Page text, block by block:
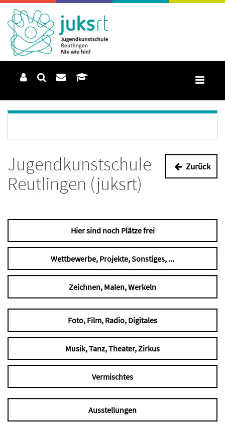
Jugendkunstschule
Reutlingen (juksrt)
Zurück
Hier sind noch Plätze frei
Wettbewerbe, Projekte, Sonstiges, ...
Zeichnen, Malen, Werkeln
Foto, Film, Radio, Digitales
Musik, Tanz, Theater, Zirkus
Vermischtes
Ausstellungen